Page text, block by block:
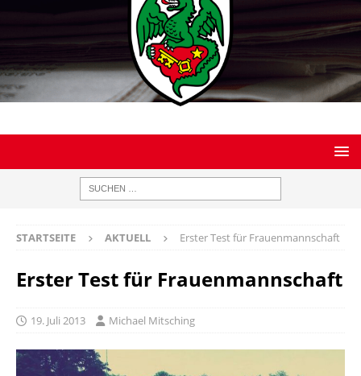
STARTSEITE AKTUELL Erster Test für Frauenmannschaft
Erster Test für Frauenmannschaft
19. Juli 2013 Michael Mitsching